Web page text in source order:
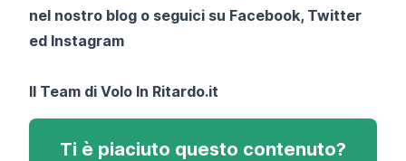
nel nostro blog o seguici su Facebook, Twitter
ed Instagram
Il Team di Volo In Ritardo.it
Ti è piaciuto questo contenuto?